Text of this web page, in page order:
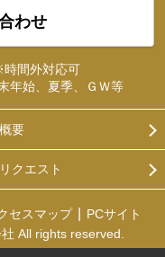
わせ
間外対応可
年始、夏季、ＧＷ等
要
クエスト
セスマップ
PCサイト
All rights reserved.